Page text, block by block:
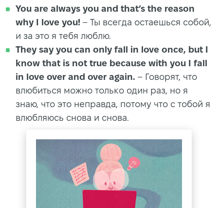
You are always you and that’s the reason
why I love you! – Ты всегда остаешься собой,
и за это я тебя люблю.
They say you can only fall in love once, but I
know that is not true because with you I fall
in love over and over again. – Говорят, что
влюбиться можно только один раз, но я
знаю, что это неправда, потому что с тобой я
влюбляюсь снова и снова.